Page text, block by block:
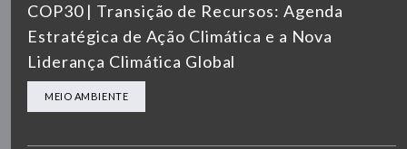
COP30 | Transição de Recursos: Agenda
Estratégica de Ação Climática e a Nova
Liderança Climática Global
MEIO AMBIENTE